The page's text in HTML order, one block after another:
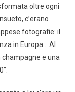
oltre ogni
c’erano
fotografie: il
in Europa… Al
e una